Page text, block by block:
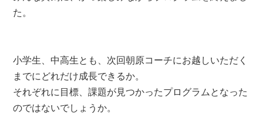
た。
小学生、中高生とも、次回朝原コーチにお越しいただく
までにどれだけ成長できるか。
それぞれに目標、課題が見つかったプログラムとなった
のではないでしょうか。